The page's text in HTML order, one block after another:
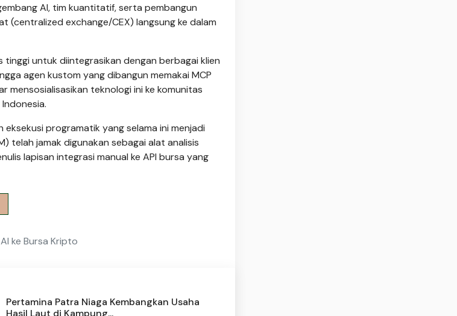
AI, tim kuantitatif, serta pembangun
exchange/CEX) langsung ke dalam
tinggi untuk diintegrasikan dengan berbagai klien
agen kustom yang dibangun memakai MCP
mensosialisasikan teknologi ini ke komunitas
programatik yang selama ini menjadi
telah jamak digunakan sebagai alat analisis
lapisan integrasi manual ke API bursa yang
ke Bursa Kripto
Pertamina Patra Niaga Kembangkan Usaha
Hasil Laut di Kampung...